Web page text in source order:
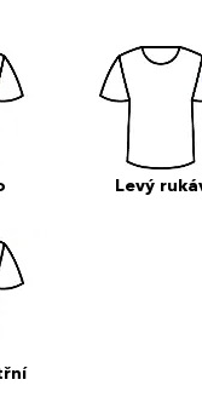
Levý